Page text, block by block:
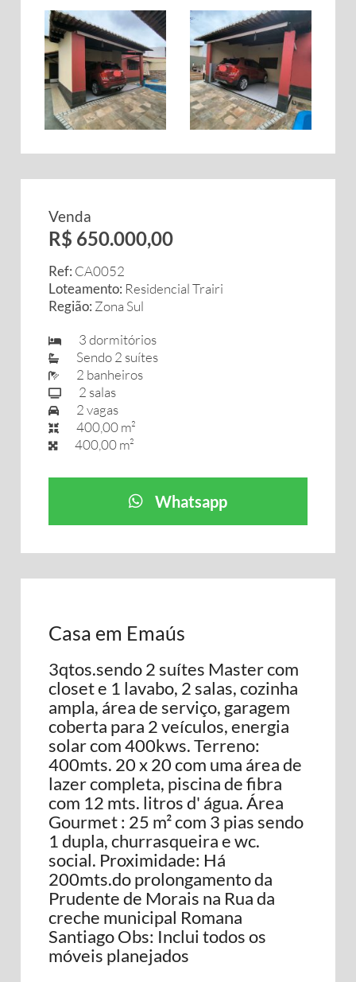
Venda
R$ 650.000,00
Ref: CA0052
Loteamento: Residencial Trairi
Região: Zona Sul
3 dormitórios
Sendo 2 suítes
2 banheiros
2 salas
2 vagas
400,00 m²
400,00 m²
Whatsapp
Casa em Emaús
3qtos.sendo 2 suítes Master com
closet e 1 lavabo, 2 salas, cozinha
ampla, área de serviço, garagem
coberta para 2 veículos, energia
solar com 400kws. Terreno:
400mts. 20 x 20 com uma área de
lazer completa, piscina de fibra
com 12 mts. litros d' água. Área
Gourmet : 25 m² com 3 pias sendo
1 dupla, churrasqueira e wc.
social. Proximidade: Há
200mts.do prolongamento da
Prudente de Morais na Rua da
creche municipal Romana
Santiago Obs: Inclui todos os
móveis planejados